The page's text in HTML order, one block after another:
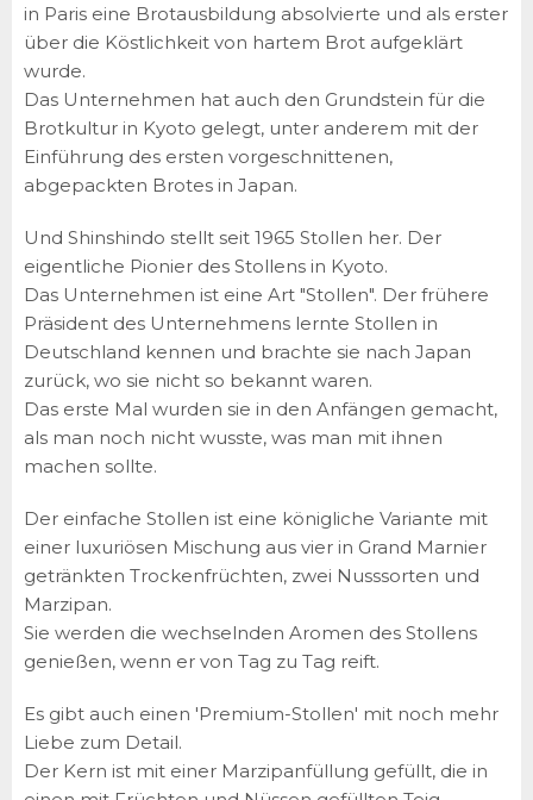
in Paris eine Brotausbildung absolvierte und als erster
über die Köstlichkeit von hartem Brot aufgeklärt
wurde.
Das Unternehmen hat auch den Grundstein für die
Brotkultur in Kyoto gelegt, unter anderem mit der
Einführung des ersten vorgeschnittenen,
abgepackten Brotes in Japan.
Und Shinshindo stellt seit 1965 Stollen her. Der
eigentliche Pionier des Stollens in Kyoto.
Das Unternehmen ist eine Art "Stollen". Der frühere
Präsident des Unternehmens lernte Stollen in
Deutschland kennen und brachte sie nach Japan
zurück, wo sie nicht so bekannt waren.
Das erste Mal wurden sie in den Anfängen gemacht,
als man noch nicht wusste, was man mit ihnen
machen sollte.
Der einfache Stollen ist eine königliche Variante mit
einer luxuriösen Mischung aus vier in Grand Marnier
getränkten Trockenfrüchten, zwei Nusssorten und
Marzipan.
Sie werden die wechselnden Aromen des Stollens
genießen, wenn er von Tag zu Tag reift.
Es gibt auch einen 'Premium-Stollen' mit noch mehr
Liebe zum Detail.
Der Kern ist mit einer Marzipanfüllung gefüllt, die in